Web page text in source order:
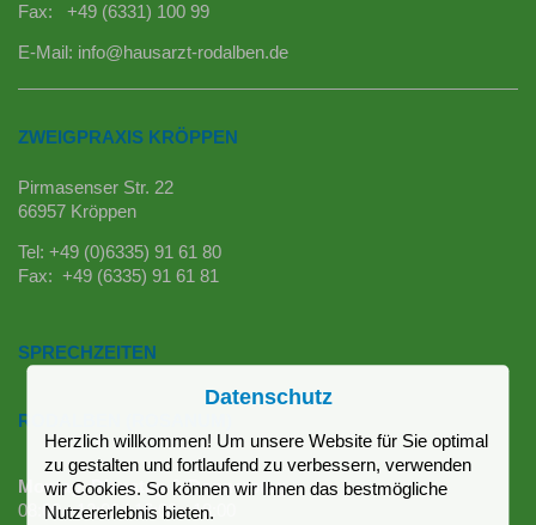
Fax: +49 (6331) 100 99
E-Mail: info@hausarzt-rodalben.de
ZWEIGPRAXIS KRÖPPEN
Pirmasenser Str. 22
66957 Kröppen
Tel: +49 (0)6335) 91 61 80
Fax: +49 (6335) 91 61 81
SPRECHZEITEN
RODALBEN (ROSANUM)
Montag, Dienstag & Donnerstag
08:00 - 12:00 | 16:00 - 18:00
Datenschutz
Herzlich willkommen! Um unsere Website für Sie optimal
zu gestalten und fortlaufend zu verbessern, verwenden
wir Cookies. So können wir Ihnen das bestmögliche
Nutzererlebnis bieten.